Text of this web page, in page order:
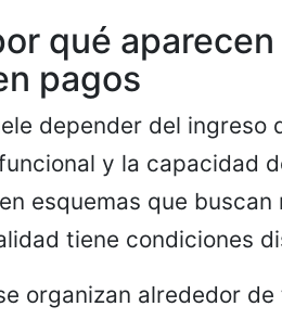
qué aparecen
pagos
depender del ingreso
y la capacidad
esquemas que
tiene condiciones
organizan alrededor de